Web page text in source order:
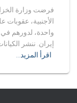
فرضت وزارة
واحدة، لدورهم
إيران. ننشر
اقرأ المزيد…